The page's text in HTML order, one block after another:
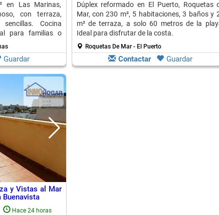
en Las Marinas,
con terraza,
Cocina
para familias o
Guardar
Dúplex reformado en El Puerto, Roquetas
Mar, con 230 m², 5 habitaciones, 3 baños y
m² de terraza, a solo 60 metros de la
Ideal para disfrutar de la costa.
Roquetas De Mar - El Puerto
Contactar Guardar
y Vistas al Mar
Buenavista
Hace 24 horas